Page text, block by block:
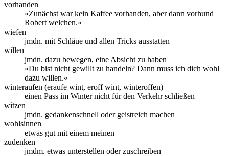
vorhanden
»Zunächst war kein Kaffee vorhanden, aber dann vorhund
Robert welchen.«
wiefen
jmdn. mit Schläue und allen Tricks ausstatten
willen
jmdn. dazu bewegen, eine Absicht zu haben
»Du bist nicht gewillt zu handeln? Dann muss ich dich wohl
dazu willen.«
winteraufen (eraufe wint, eroff wint, winteroffen)
einen Pass im Winter nicht für den Verkehr schließen
witzen
jmdn. gedankenschnell oder geistreich machen
wohlsinnen
etwas gut mit einem meinen
zudenken
jmdm. etwas unterstellen oder zuschreiben